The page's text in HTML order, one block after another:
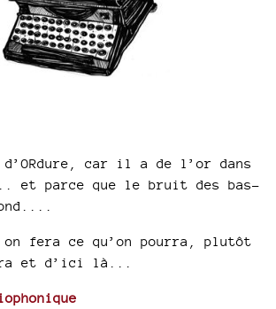
d’ORdure, car il a de l’or dans
et parce que le bruit des bas-
on fera ce qu’on pourra, plutôt
et d’ici là...